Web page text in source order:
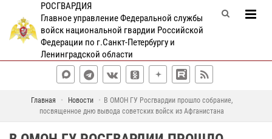
РОСГВАРДИЯ
Главное управление Федеральной службы
войск национальной гвардии Российской
Федерации по г.Санкт-Петербургу и
Ленинградской области
Главная Новости
В ОМОН ГУ Росгвардии прошло собрание,
посвященное дню вывода советских войск из Афганистана